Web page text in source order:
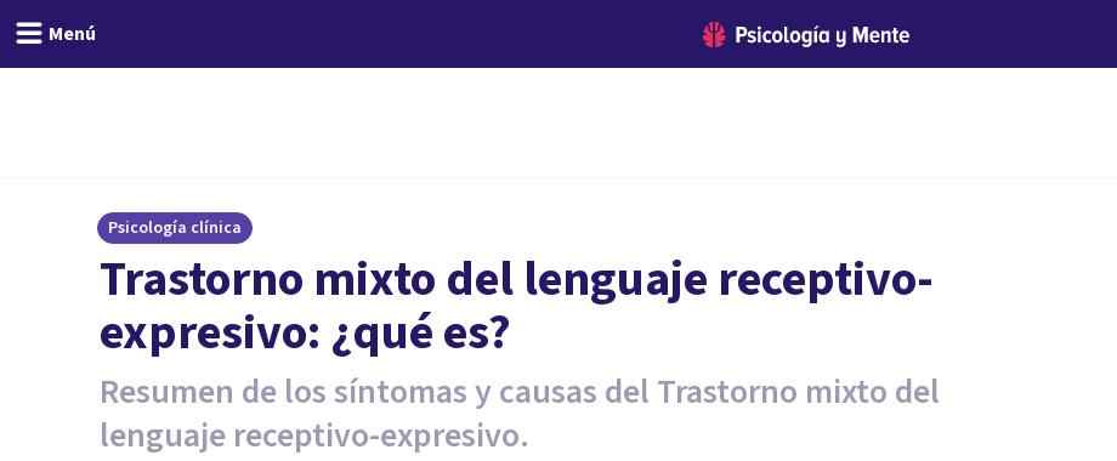
Menú
Psicología clínica
Trastorno mixto del lenguaje receptivo-
expresivo: ¿qué es?
Resumen de los síntomas y causas del Trastorno mixto del
lenguaje receptivo-expresivo.